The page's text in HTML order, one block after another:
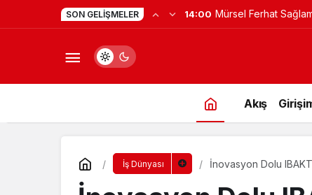
SON GELIŞMELER 0:23 Yapay Zekaya Hangi
Akış
İş Dünyası İnovasyon Dolu